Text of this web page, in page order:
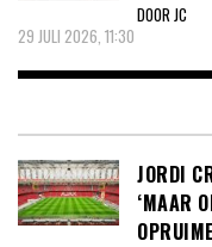
DOOR JC
29 JULI 2026, 11:30
JORDI
‘MAAR